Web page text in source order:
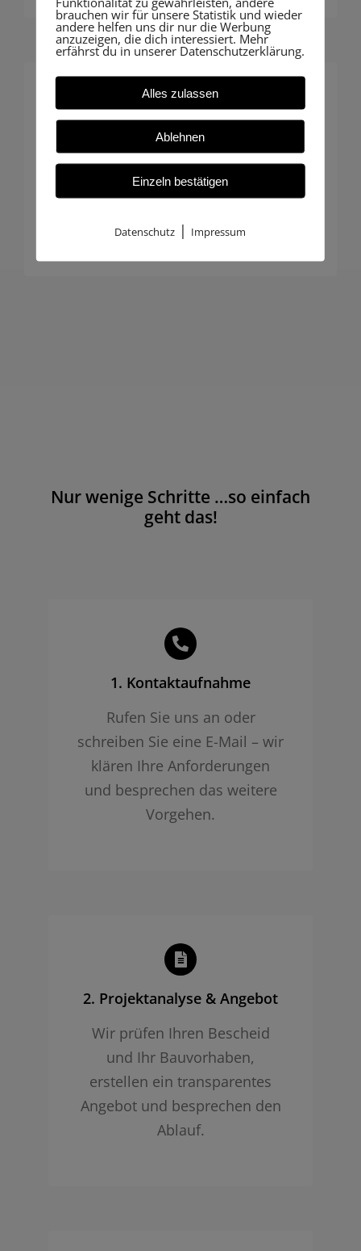
Individuelle Betreuung
Insbesondere Hausbauer profitieren
von unserer persönlichen Beratung:
Maßgeschneiderte Begleitung, die
genau zu Ihrem Projekt passt.
Nur wenige Schritte …so einfach
geht das!
1. Kontaktaufnahme
Rufen Sie uns an oder
schreiben Sie eine E-Mail – wir
klären Ihre Anforderungen
und besprechen das weitere
Vorgehen.
2. Projekt­analyse & Angebot
Wir prüfen Ihren Bescheid
und Ihr Bauvorhaben,
erstellen ein transparentes
Angebot und besprechen den
Ablauf.
brauchen wir für unsere Statistik und wieder
andere helfen uns dir nur die Werbung
anzuzeigen, die dich interessiert. Mehr
erfährst du in unserer Datenschutzerklärung.
Alles zulassen
Ablehnen
Einzeln bestätigen
Datenschutz | Impressum